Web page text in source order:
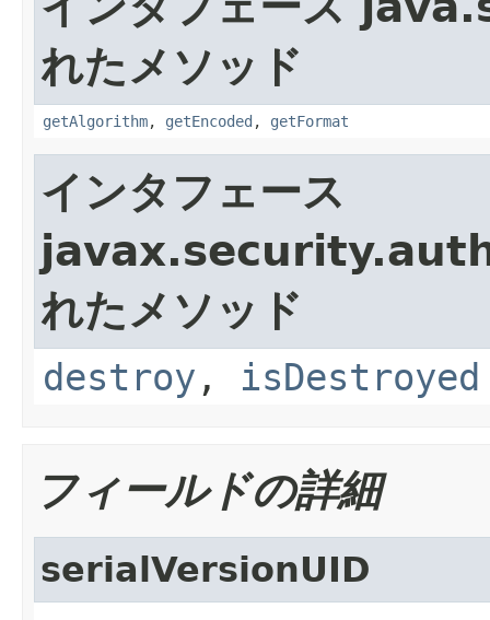
れたメソッド
getAlgorithm, getEncoded , getFormat
インタフェース
れたメソッド
destroy , isDestroyed
フィールドの詳細
serialVersionUID